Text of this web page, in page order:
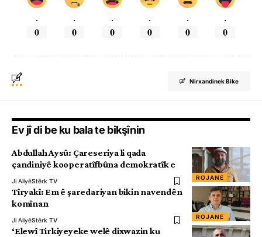
.
0
.
0
.
0
.
0
.
0
.
0
Nirxandinek Bike
Ev jî di be ku bala te bikşînin
ROJANE
Abdullah Aysû: Çareseriya li qada
çandiniyê kooperatîfbûna demokratîk e
Ji AliyêStêrk TV
ROJANE
Tîryakî: Em ê şaredariyan bikin navendên
komînan
Ji AliyêStêrk TV
‘Elewî Tirkiyeyeke welê dixwazin ku